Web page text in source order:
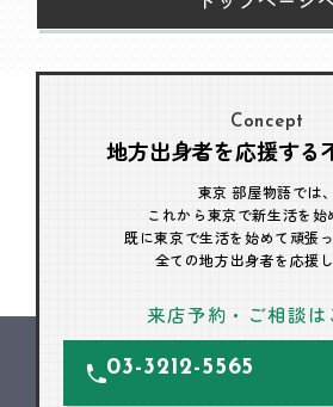
Concept
地方出身者を応援する
東京 部屋物語では、
これから東京で新生活を始
既に東京で生活を始めて頑張っ
全ての地方出身者を応援し
来店予約・ご相談は
03-3212-5565